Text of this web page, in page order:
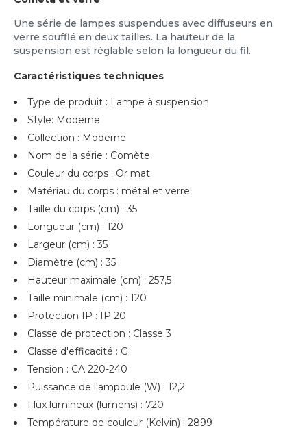
Une série de lampes suspendues avec diffuseurs en
verre soufflé en deux tailles. La hauteur de la
suspension est réglable selon la longueur du fil.
Caractéristiques techniques
Type de produit : Lampe à suspension
Style: Moderne
Collection : Moderne
Nom de la série : Comète
Couleur du corps : Or mat
Matériau du corps : métal et verre
Taille du corps (cm) : 35
Longueur (cm) : 120
Largeur (cm) : 35
Diamètre (cm) : 35
Hauteur maximale (cm) : 257,5
Taille minimale (cm) : 120
Protection IP : IP 20
Classe de protection : Classe 3
Classe d'efficacité : G
Tension : CA 220-240
Puissance de l'ampoule (W) : 12,2
Flux lumineux (lumens) : 720
Température de couleur (Kelvin) : 2899